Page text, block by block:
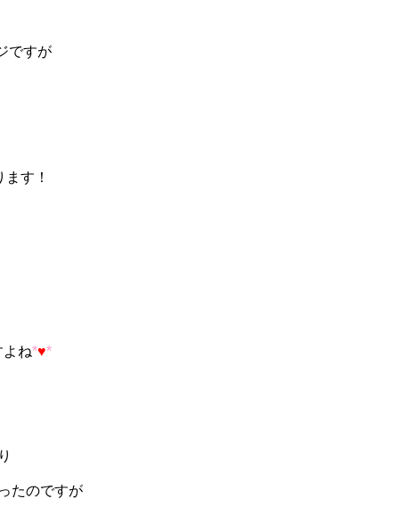
ですが
す！
ね*♥*
たのですが